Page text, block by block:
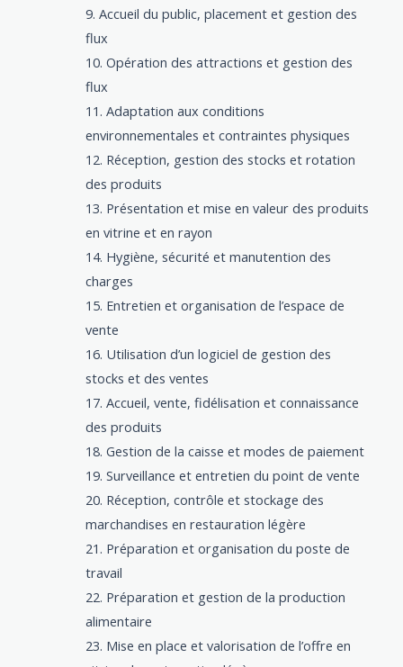
Accueil du public, placement et gestion des
flux
Opération des attractions et gestion des
flux
Adaptation aux conditions
environnementales et contraintes physiques
Réception, gestion des stocks et rotation
des produits
Présentation et mise en valeur des produits
en vitrine et en rayon
Hygiène, sécurité et manutention des
charges
Entretien et organisation de l’espace de
vente
Utilisation d’un logiciel de gestion des
stocks et des ventes
Accueil, vente, fidélisation et connaissance
des produits
Gestion de la caisse et modes de paiement
Surveillance et entretien du point de vente
Réception, contrôle et stockage des
marchandises en restauration légère
Préparation et organisation du poste de
travail
Préparation et gestion de la production
alimentaire
Mise en place et valorisation de l’offre en